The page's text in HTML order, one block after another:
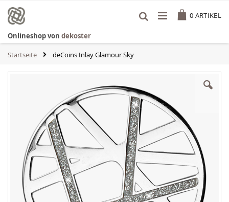
Inhalt
springen
0 ARTIKEL
Onlineshop von dekoster
Startseite deCoins Inlay Glamour Sky